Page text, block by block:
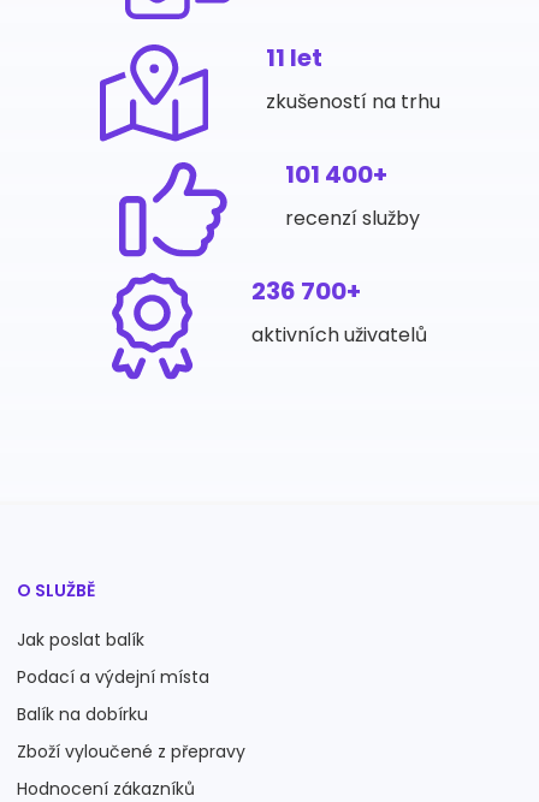
11 let
zkušeností na trhu
101 400+
recenzí služby
236 700+
aktivních uživatelů
O SLUŽBĚ
Jak poslat balík
Podací a výdejní místa
Balík na dobírku
Zboží vyloučené z přepravy
Hodnocení zákazníků